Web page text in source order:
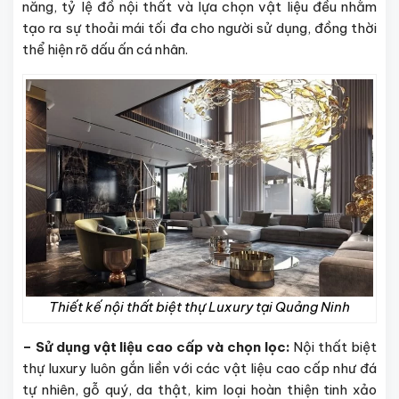
năng, tỷ lệ đồ nội thất và lựa chọn vật liệu đều nhằm
tạo ra sự thoải mái tối đa cho người sử dụng, đồng thời
thể hiện rõ dấu ấn cá nhân.
Thiết kế nội thất biệt thự Luxury tại Quảng Ninh
– Sử dụng vật liệu cao cấp và chọn lọc: Nội thất biệt
thự luxury luôn gắn liền với các vật liệu cao cấp như đá
tự nhiên, gỗ quý, da thật, kim loại hoàn thiện tinh xảo